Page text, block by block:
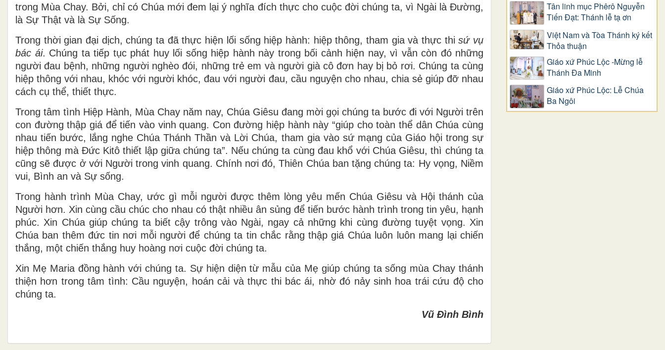
trong Mùa Chay. Bởi, chỉ có Chúa mới đem lại ý nghĩa đích thực cho cuộc đời chúng ta, vì Ngài là Đường,
là Sự Thật và là Sự Sống.
Trong thời gian đại dịch, chúng ta đã thực hiện lối sống hiệp hành: hiệp thông, tham gia và thực thisứ vụ
bác ái. Chúng ta tiếp tục phát huy lối sống hiệp hành này trong bối cảnh hiện nay, vì vẫn còn đó những
người đau bệnh, những người nghèo đói, những trẻ em và người già cô đơn hay bị bỏ rơi. Chúng ta cùng
hiệp thông với nhau, khóc với người khóc, đau với người đau, cầu nguyện cho nhau, chia sẻ giúp đỡ nhau
cách cụ thể, thiết thực.
Trong tâm tình Hiệp Hành, Mùa Chay năm nay, Chúa Giêsu đang mời gọi chúng ta bước đi với Người trên
con đường thập giá để tiến vào vinh quang. Con đường hiệp hành này “giúp cho toàn thể dân Chúa cùng
nhau tiến bước, lắng nghe Chúa Thánh Thần và Lời Chúa, tham gia vào sứ mạng của Giáo hội trong sự
hiệp thông mà Đức Kitô thiết lập giữa chúng ta”. Nếu chúng ta cùng đau khổ với Chúa Giêsu, thì chúng ta
cũng sẽ được ở với Người trong vinh quang. Chính nơi đó, Thiên Chúa ban tặng chúng ta: Hy vọng, Niềm
vui, Bình an và Sự sống.
Trong hành trình Mùa Chay, ước gì mỗi người được thêm lòng yêu mến Chúa Giêsu và Hội thánh của
Người hơn. Xin cùng cầu chúc cho nhau có thật nhiều ân sủng để tiến bước hành trình trong tin yêu, hạnh
phúc. Xin Chúa giúp chúng ta biết cậy trông vào Ngài, ngay cả những khi cùng đường tuyệt vọng. Xin
Chúa ban thêm đức tin nơi mỗi người để chúng ta tin chắc rằng thập giá Chúa luôn luôn mang lại chiến
thắng, một chiến thắng huy hoàng nơi cuộc đời chúng ta.
Xin Mẹ Maria đồng hành với chúng ta. Sự hiện diện từ mẫu của Mẹ giúp chúng ta sống mùa Chay thánh
thiện hơn trong tâm tình: Cầu nguyện, hoán cải và thực thi bác ái, nhờ đó nảy sinh hoa trái cứu độ cho
chúng ta.
Vũ Đình Bình
Tân linh mục Phêrô Nguyễn
Tiến Đạt: Thánh lễ tạ ơn
Việt Nam và Tòa Thánh ký kết
Thỏa thuận
Giáo xứ Phúc Lộc -Mừng lễ
Thánh Đa Minh
Giáo xứ Phúc Lộc: Lễ Chúa
Ba Ngôi